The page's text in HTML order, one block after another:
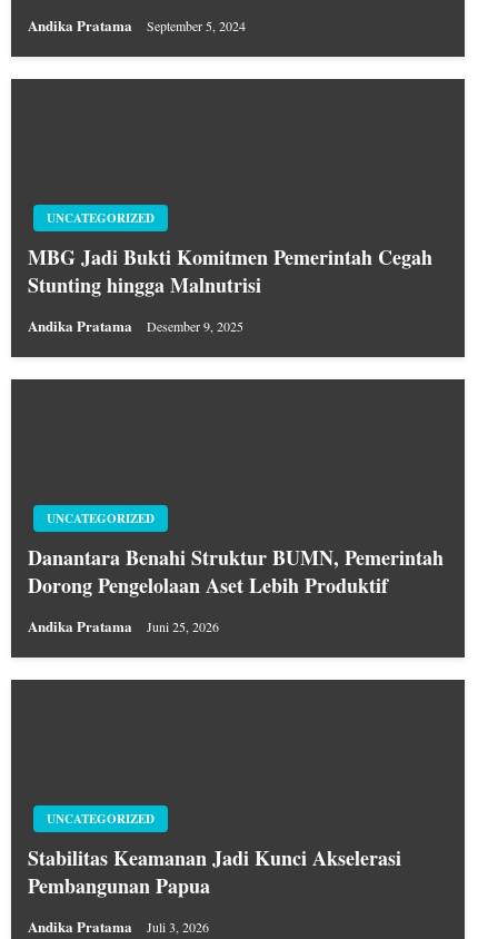
Andika Pratama September 5, 2024
UNCATEGORIZED
MBG Jadi Bukti Komitmen Pemerintah Cegah
Stunting hingga Malnutrisi
Andika Pratama Desember 9, 2025
UNCATEGORIZED
Danantara Benahi Struktur BUMN, Pemerintah
Dorong Pengelolaan Aset Lebih Produktif
Andika Pratama Juni 25, 2026
UNCATEGORIZED
Stabilitas Keamanan Jadi Kunci Akselerasi
Pembangunan Papua
Andika Pratama Juli 3, 2026